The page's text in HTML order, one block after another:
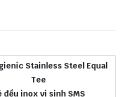
Stainless Steel Equal
Tee
đều inox vi sinh SMS